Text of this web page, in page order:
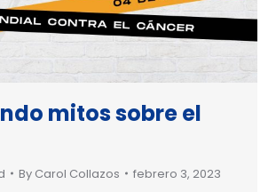
mitos sobre el
By Carol Collazos febrero 3, 2023